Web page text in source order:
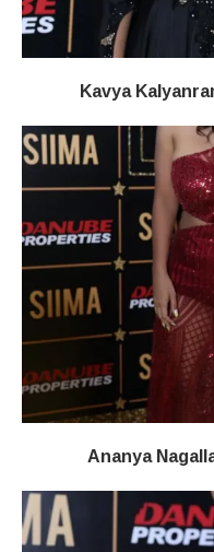
Kavya
Ananya